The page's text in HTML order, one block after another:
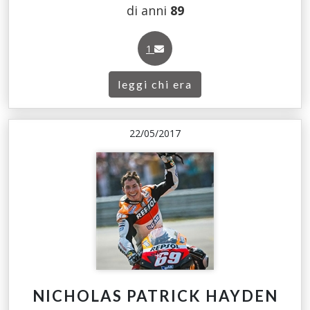
di anni 89
1
leggi chi era
22/05/2017
NICHOLAS PATRICK HAYDEN